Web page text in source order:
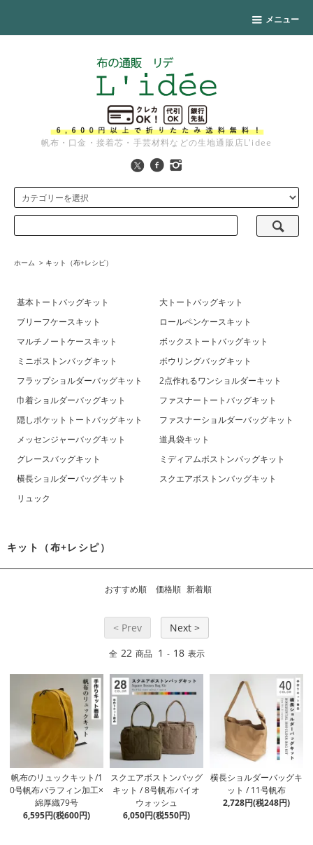
メニュー
帆布・口金・接着芯・手芸材料などの生地通販店L'idee
ホーム > キット（布+レシピ）
基本トートバッグキット
大トートバッグキット
ブリーフケースキット
ロールペンケースキット
マルチノートケースキット
ボックストートバッグキット
ミニボストンバッグキット
ボウリングバッグキット
フラップショルダーバッグキット
2点作れるワンショルダーキット
巾着ショルダーバッグキット
ファスナートートバッグキット
隠しポケットトートバッグキット
ファスナーショルダーバッグキット
メッセンジャーバッグキット
道具袋キット
グレースバッグキット
ミディアムボストンバッグキット
横長ショルダーバッグキット
スクエアボストンバッグキット
リュック
キット（布+レシピ）
おすすめ順 価格順 新着順
< Prev Next >
全 22 商品 1 - 18 表示
帆布のリュックキット/1
0号帆布パラフィン加工×
綿厚織79号
6,595円(税600円)
スクエアボストンバッグ
キット / 8号帆布バイオ
ウォッシュ
6,050円(税550円)
横長ショルダーバッグキ
ット / 11号帆布
2,728円(税248円)